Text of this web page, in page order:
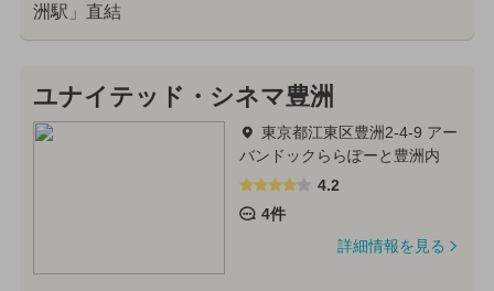
洲駅」直結
ユナイテッド・シネマ豊洲
東京都江東区豊洲2-4-9 アー
バンドックららぽーと豊洲内
4.2
4件
詳細情報を見る